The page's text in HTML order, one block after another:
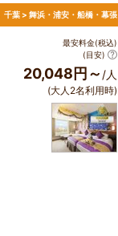
千葉 > 舞浜・浦安・船橋・幕張
最安料金(税込)
(目安)
20,048円～ /人
(大人2名利用時)